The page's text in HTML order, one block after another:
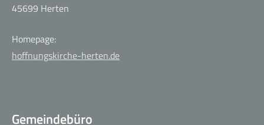
45699 Herten
Homepage:
hoffnungskirche-herten.de
Gemeindebüro